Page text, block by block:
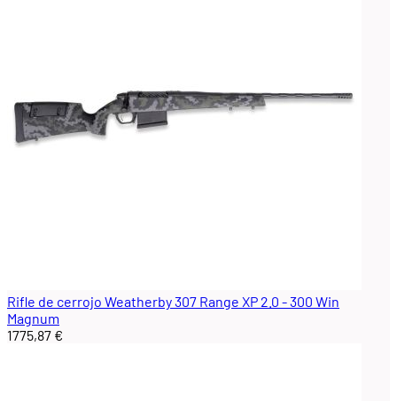
Rifle de cerrojo Weatherby 307 Range XP 2.0 - 300 Win
Magnum
1775,87 €